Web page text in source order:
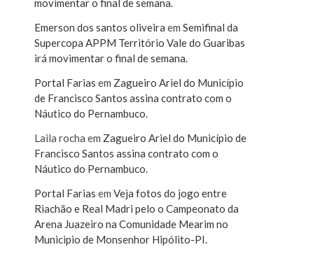
movimentar o final de semana.
Emerson dos santos oliveira em Semifinal da
Supercopa APPM Território Vale do Guaribas
irá movimentar o final de semana.
Portal Farias em Zagueiro Ariel do Município
de Francisco Santos assina contrato com o
Náutico do Pernambuco.
Laila rocha em Zagueiro Ariel do Município de
Francisco Santos assina contrato com o
Náutico do Pernambuco.
Portal Farias em Veja fotos do jogo entre
Riachão e Real Madri pelo o Campeonato da
Arena Juazeiro na Comunidade Mearim no
Municipio de Monsenhor Hipólito-PI.